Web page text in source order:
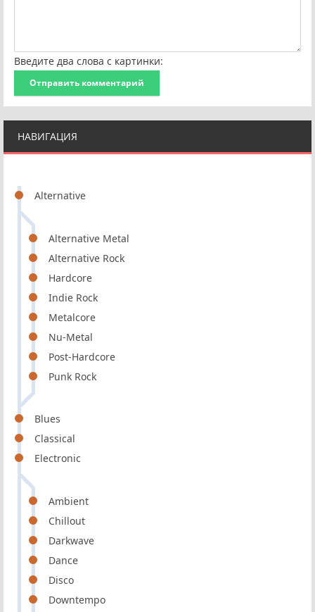
НАВИГАЦИЯ
Alternative
Alternative Metal
Alternative Rock
Hardcore
Indie Rock
Metalcore
Nu-Metal
Post-Hardcore
Punk Rock
Blues
Classical
Electronic
Ambient
Chillout
Darkwave
Dance
Disco
Downtempo
Введите два слова с картинки:
Отправить комментарий